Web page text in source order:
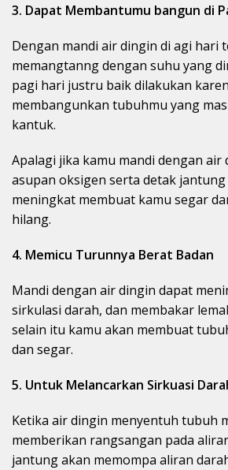
3. Dapat Membantumu bangun di
Dengan mandi air dingin di agi hari
memangtanng dengan suhu yang
pagi hari justru baik dilakukan
membangunkan tubuhmu yang
kantuk.
Apalagi jika kamu mandi dengan air
asupan oksigen serta detak
meningkat membuat kamu segar
hilang.
4. Memicu Turunnya Berat Badan
Mandi dengan air dingin dapat
sirkulasi darah, dan membakar
selain itu kamu akan membuat
dan segar.
5. Untuk Melancarkan Sirkuasi
Ketika air dingin menyentuh tubuh
memberikan rangsangan pada
jantung akan memompa aliran